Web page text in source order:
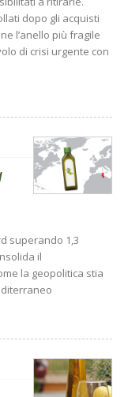
dopo gli acquisti
l’anello più fragile
di crisi urgente con
superando 1,3
il
la geopolitica stia